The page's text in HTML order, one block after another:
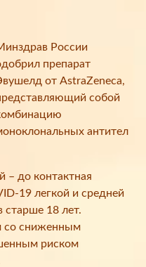
России
препарат
от AstraZeneca,
собой
антител
– до контактная
19 легкой и средней
старше 18 лет.
со сниженным
риском